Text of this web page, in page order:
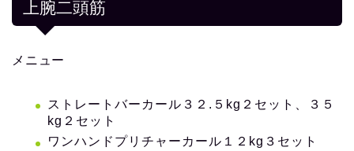
上腕二頭筋
メニュー
ストレートバーカール３２.５kg２セット、３５
kg２セット
ワンハンドプリチャーカール１２kg３セット